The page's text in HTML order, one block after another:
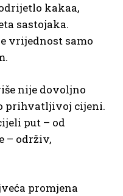
kakaa,
sastojaka.
vrijednost samo
nije dovoljno
prihvatljivoj cijeni.
put – od
– održiv,
promjena